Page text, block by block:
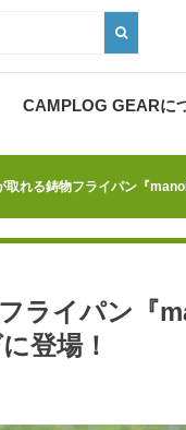
CAMPLOG GEARに
取れる鋳物フライパン『
ライパン『
登場！